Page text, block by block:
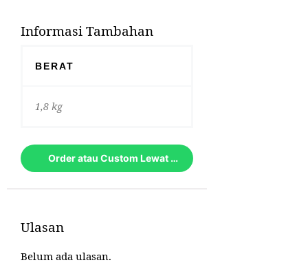
Informasi Tambahan
BERAT
1,8 kg
Order atau Custom Lewat Whatsapp
Ulasan
Belum ada ulasan.